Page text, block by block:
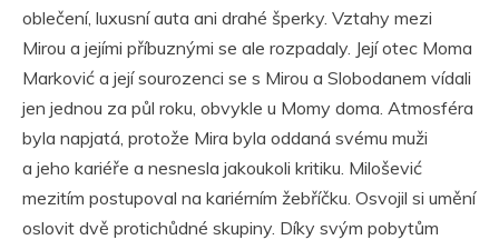
oblečení, luxusní auta ani drahé šperky. Vztahy mezi
Mirou a jejími příbuznými se ale rozpadaly. Její otec Moma
Marković a její sourozenci se s Mirou a Slobodanem vídali
jen jednou za půl roku, obvykle u Momy doma. Atmosféra
byla napjatá, protože Mira byla oddaná svému muži
a jeho kariéře a nesnesla jakoukoli kritiku. Milošević
mezitím postupoval na kariérním žebříčku. Osvojil si umění
oslovit dvě protichůdné skupiny. Díky svým pobytům